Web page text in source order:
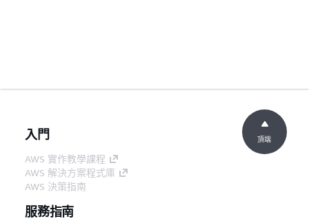
入門
AWS 實作教學課程
AWS 解決方案程式庫
AWS 決策指南
服務指南
頂端